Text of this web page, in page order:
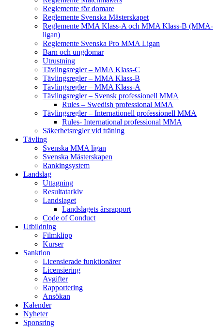
Reglemente för domare
Reglemente Svenska Mästerskapet
Reglemente MMA Klass-A och MMA Klass-B (MMA-
ligan)
Reglemente Svenska Pro MMA Ligan
Barn och ungdomar
Utrustning
Tävlingsregler – MMA Klass-C
Tävlingsregler – MMA Klass-B
Tävlingsregler – MMA Klass-A
Tävlingsregler – Svensk professionell MMA
Rules – Swedish professional MMA
Tävlingsregler – Internationell professionell MMA
Rules- International professional MMA
Säkerhetsregler vid träning
Tävling
Svenska MMA ligan
Svenska Mästerskapen
Rankingsystem
Landslag
Uttagning
Resultatarkiv
Landslaget
Landslagets årsrapport
Code of Conduct
Utbildning
Filmklipp
Kurser
Sanktion
Licensierade funktionärer
Licensiering
Avgifter
Rapportering
Ansökan
Kalender
Nyheter
Sponsring